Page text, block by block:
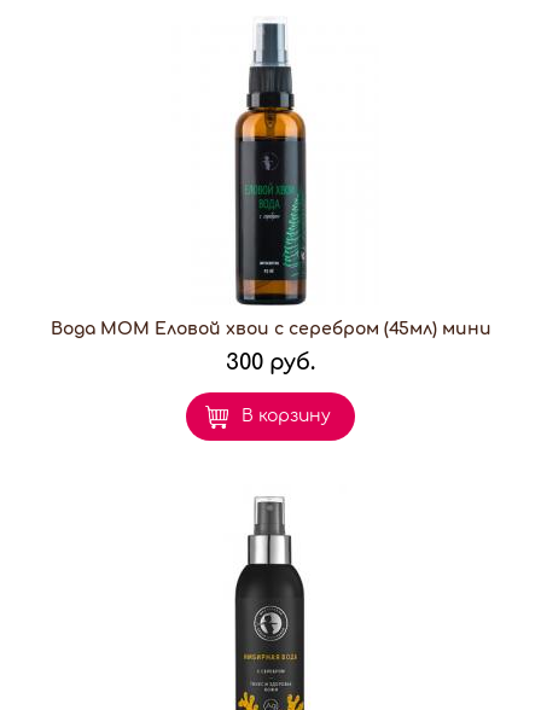
Вода МОМ Еловой хвои с серебром (45мл) мини
300 руб.
В корзину